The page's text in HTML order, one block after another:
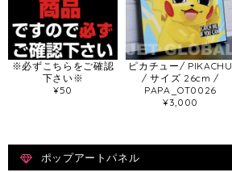
※必ずこちらをご確認
下さい※
¥50
ピカチュー/ PIKACHU
/ サイズ 26cm /
PAPA_OT0026
¥3,000
ポップアートパネル